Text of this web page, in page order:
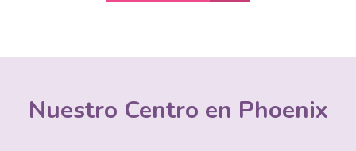
Nuestro Centro en Phoenix